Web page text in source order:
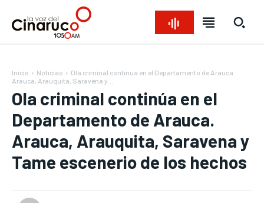
Inicio Noticias
Ola criminal continúa en el Departamento de Arauca.
Arauca, Arauquita, Saravena y...
Ola criminal continúa en el
Departamento de Arauca.
Arauca, Arauquita, Saravena y
Tame escenerio de los hechos